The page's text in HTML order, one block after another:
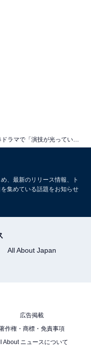
、最新のリリース情報、ト
集めている話題をお知らせ
All About Japan
広告掲載
作権・商標・免責事項
About ニュースについて